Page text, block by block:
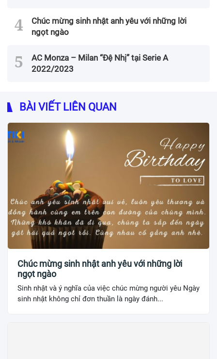
Chúc mừng sinh nhật anh yêu với những lời
ngọt ngào
AC Monza – Milan “Đệ Nhị” tại Serie A
2022/2023
BÀI VIẾT LIÊN QUAN
Chúc mừng sinh nhật anh yêu với những lời
ngọt ngào
Sinh nhật và ý nghĩa của việc chúc mừng người yêu Ngày
sinh nhật không chỉ đơn thuần là ngày đánh...